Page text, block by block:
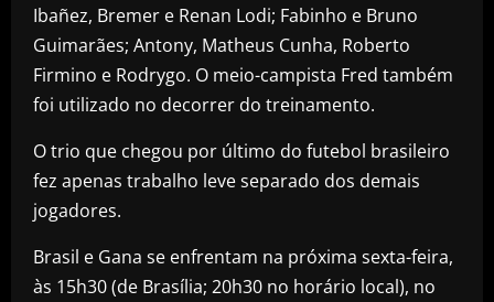
Ibañez, Bremer e Renan Lodi; Fabinho e Bruno
Guimarães; Antony, Matheus Cunha, Roberto
Firmino e Rodrygo. O meio-campista Fred também
foi utilizado no decorrer do treinamento.
O trio que chegou por último do futebol brasileiro
fez apenas trabalho leve separado dos demais
jogadores.
Brasil e Gana se enfrentam na próxima sexta-feira,
às 15h30 (de Brasília; 20h30 no horário local), no